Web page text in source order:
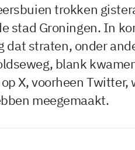
trokken
stad Groningen. In
dat straten, onder
blank
X, voorheen Twitter,
meegemaakt.